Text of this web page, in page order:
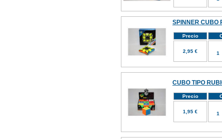
SPINNER CUBO
Precio
2,95 €
CUBO TIPO
Precio
1,95 €